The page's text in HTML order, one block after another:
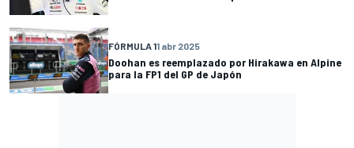
FÓRMULA 11 abr 2025
Doohan es reemplazado por Hirakawa en Alpine
para la FP1 del GP de Japón